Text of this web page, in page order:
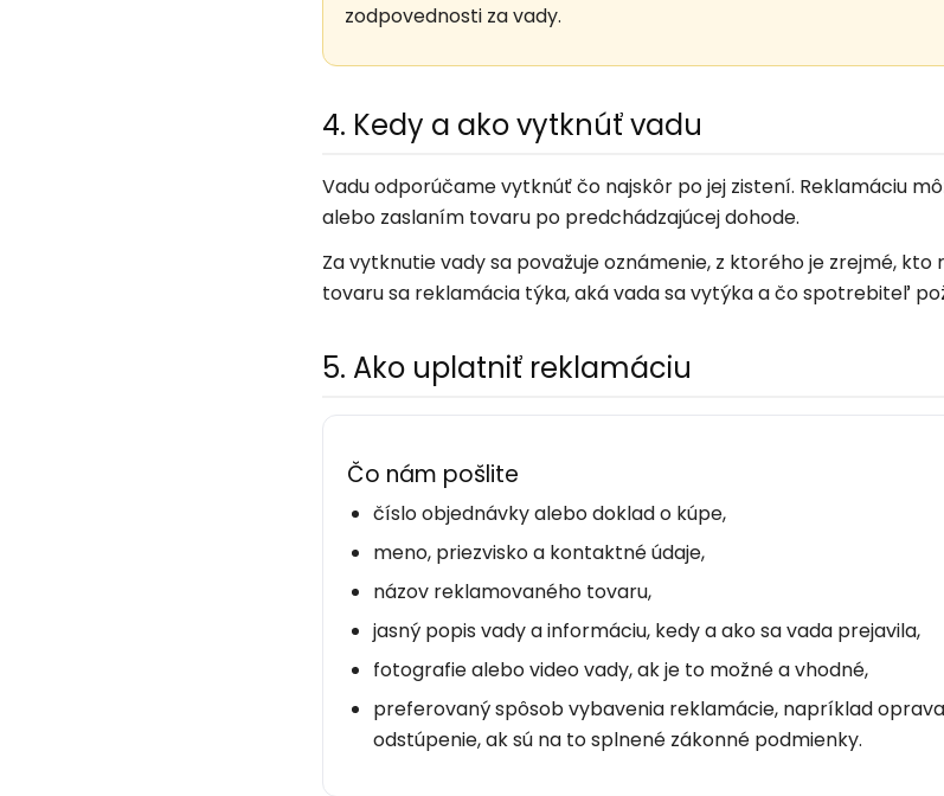
zodpovednosti za vady.
4. Kedy a ako vytknúť vadu
Vadu odporúčame vytknúť čo najskôr po jej zistení. Reklamáciu
alebo zaslaním tovaru po predchádzajúcej dohode.
Za vytknutie vady sa považuje oznámenie, z ktorého je zrejmé,
tovaru sa reklamácia týka, aká vada sa vytýka a čo spotrebiteľ
5. Ako uplatniť reklamáciu
Čo nám pošlite
číslo objednávky alebo doklad o kúpe,
meno, priezvisko a kontaktné údaje,
názov reklamovaného tovaru,
jasný popis vady a informáciu, kedy a ako sa vada prejavila,
fotografie alebo video vady, ak je to možné a vhodné,
preferovaný spôsob vybavenia reklamácie, napríklad
odstúpenie, ak sú na to splnené zákonné podmienky.